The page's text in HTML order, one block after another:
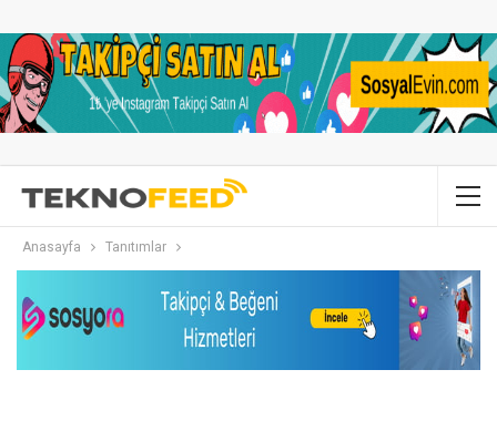
Anasayfa Tanıtımlar